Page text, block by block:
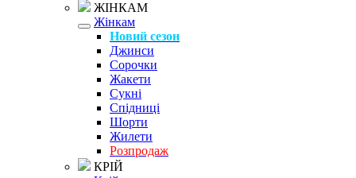
ЖІНКАМ
Жінкам
Новий сезон
Джинси
Сорочки
Жакети
Сукні
Спідниці
Шорти
Жилети
Розпродаж
КРІЙ